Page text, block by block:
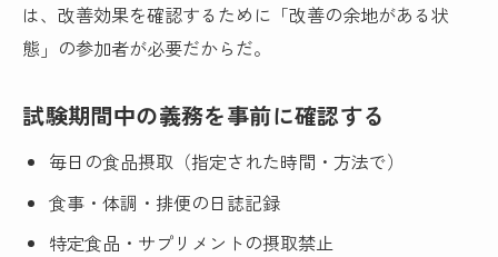
は、改善効果を確認するために「改善の余地がある状
態」の参加者が必要だからだ。
試験期間中の義務を事前に確認する
毎日の食品摂取（指定された時間・方法で）
食事・体調・排便の日誌記録
特定食品・サプリメントの摂取禁止